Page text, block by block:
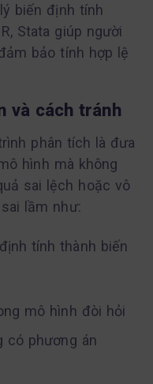
biến định tính
Stata giúp người
bảo tính hợp lệ
và cách tránh
phân tích là đưa
hình mà không
sai lệch hoặc vô
lầm như:
tính thành biến
mô hình đòi hỏi
có phương án